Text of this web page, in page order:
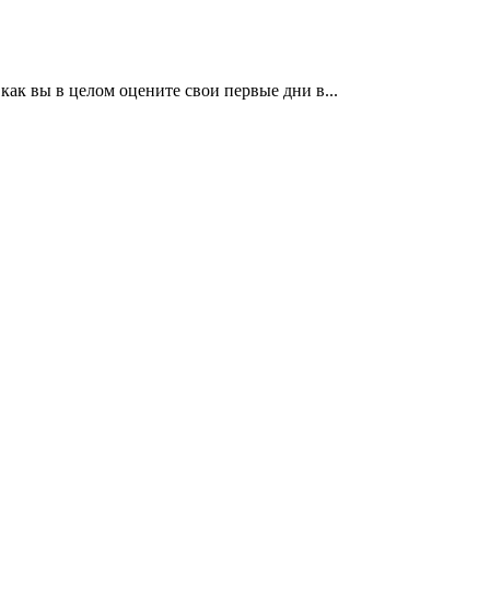
вы в целом оцените свои первые дни в...